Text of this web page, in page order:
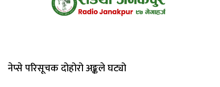
नेप्से परिसूचक दोहोरो अङ्कले घट्यो